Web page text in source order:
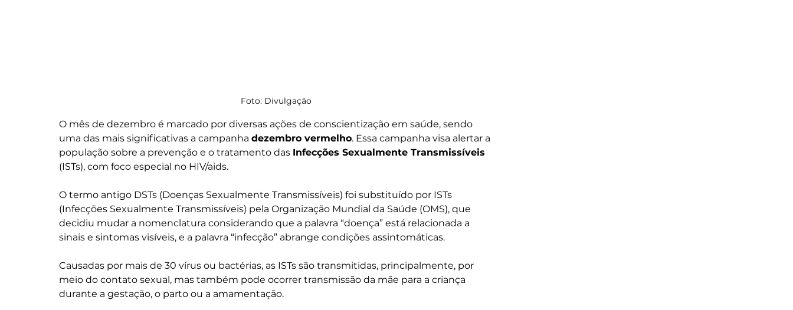
Foto: Divulgação
O mês de dezembro é marcado por diversas ações de conscientização em saúde, sendo
uma das mais significativas a campanha dezembro vermelho. Essa campanha visa alertar a
população sobre a prevenção e o tratamento das Infecções Sexualmente Transmissíveis
(ISTs), com foco especial no HIV/aids.
O termo antigo DSTs (Doenças Sexualmente Transmissíveis) foi substituído por ISTs
(Infecções Sexualmente Transmissíveis) pela Organização Mundial da Saúde (OMS), que
decidiu mudar a nomenclatura considerando que a palavra “doença” está relacionada a
sinais e sintomas visíveis, e a palavra “infecção” abrange condições assintomáticas.
Causadas por mais de 30 vírus ou bactérias, as ISTs são transmitidas, principalmente, por
meio do contato sexual, mas também pode ocorrer transmissão da mãe para a criança
durante a gestação, o parto ou a amamentação.